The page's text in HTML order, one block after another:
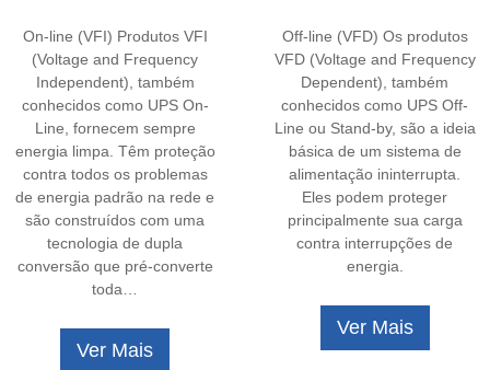
On-line (VFI) Produtos VFI
(Voltage and Frequency
Independent), também
conhecidos como UPS On-
Line, fornecem sempre
energia limpa. Têm proteção
contra todos os problemas
de energia padrão na rede e
são construídos com uma
tecnologia de dupla
conversão que pré-converte
toda…
Ver Mais
Off-line (VFD) Os produtos
VFD (Voltage and Frequency
Dependent), também
conhecidos como UPS Off-
Line ou Stand-by, são a ideia
básica de um sistema de
alimentação ininterrupta.
Eles podem proteger
principalmente sua carga
contra interrupções de
energia.
Ver Mais